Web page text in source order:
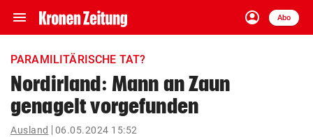
menu Navigation
ein-/ausklappen
account_circle
Anmelden
Abo
close Schließen
account_circle Anmelden
PARAMILITÄRISCHE TAT?
Nordirland: Mann an Zaun
genagelt vorgefunden
Ausland 06.05.2024 15:52